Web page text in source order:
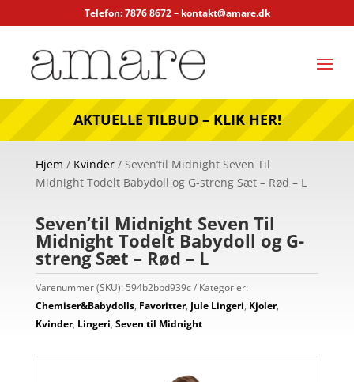
Telefon: 7876 8672 – kontakt@amare.dk
AKTUELLE TILBUD – KLIK HER!
Hjem / Kvinder/ Seven’til Midnight Seven Til
Midnight Todelt Babydoll og G-streng Sæt – Rød – L
Seven’til Midnight Seven Til
Midnight Todelt Babydoll og G-
streng Sæt – Rød – L
Varenummer (SKU): 594b2bbd939c
Kategorier:
Chemiser&Babydolls, Favoritter, Jule Lingeri, Kjoler,
Kvinder, Lingeri, Seven til Midnight